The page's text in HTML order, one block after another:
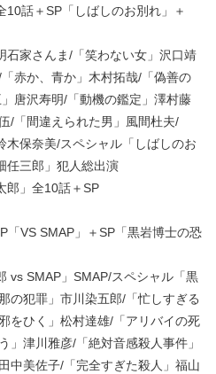
10話＋SP「しばしのお別れ」＋
石家さんま/「笑わない女」沢口靖
赤か、青か」木村拓哉/「偽善の
唐沢寿明/「動機の鑑定」澤村藤
/「間違えられた男」風間杜夫/
木保奈美/スペシャル「しばしのお
任三郎」犯人総出演
郎」全10話＋SP
「VS SMAP」＋SP「黒岩博士の恐
vs SMAP」SMAP/スペシャル「黒
の犯罪」市川染五郎/「忙しすぎる
をひく」松村達雄/「アリバイの死
」津川雅彦/「絶対音感殺人事件」
中美佐子/「完全すぎた殺人」福山